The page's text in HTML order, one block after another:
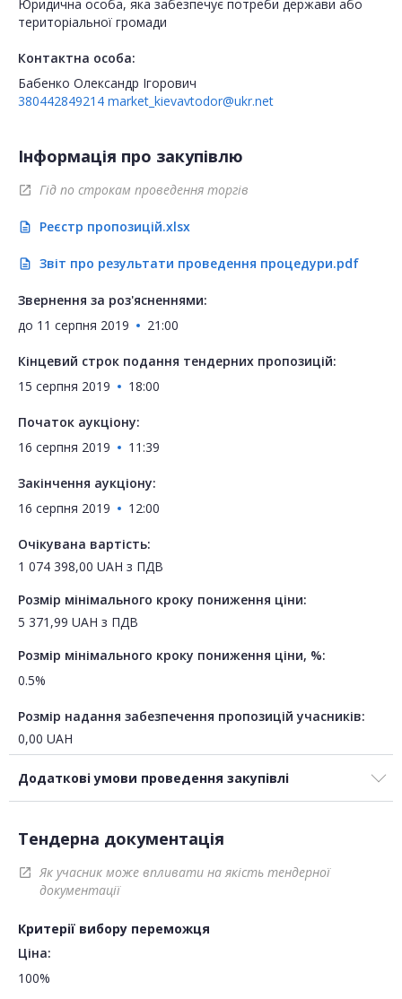
Юридична особа, яка забезпечує потреби держави або
територіальної громади
Контактна особа:
Бабенко Олександр Ігорович
380442849214 market_kievavtodor@ukr.net
Інформація про закупівлю
open_in_new Гід по строкам проведення торгів
description Реєстр пропозицій.xlsx
description Звіт про результати проведення процедури.pdf
Звернення за роз'ясненнями:
до 11 серпня 2019 21:00
Кінцевий строк подання тендерних пропозицій:
15 серпня 2019
18:00
Початок аукціону:
16 серпня 2019
11:39
Закінчення аукціону:
16 серпня 2019
12:00
Очікувана вартість:
1 074 398,00 UAH з ПДВ
Розмір мінімального кроку пониження ціни:
5 371,99 UAH з ПДВ
Розмір мінімального кроку пониження ціни, %:
0.5%
Розмір надання забезпечення пропозицій учасників:
0,00 UAH
Додаткові умови проведення закупівлі
Тендерна документація
open_in_new
Як учасник може впливати на якість тендерної
документації
Критерії вибору переможця
Ціна:
100%